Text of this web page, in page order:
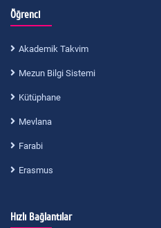
Öğrenci
Akademik Takvim
Mezun Bilgi Sistemi
Kütüphane
Mevlana
Farabi
Erasmus
Hızlı Bağlantılar